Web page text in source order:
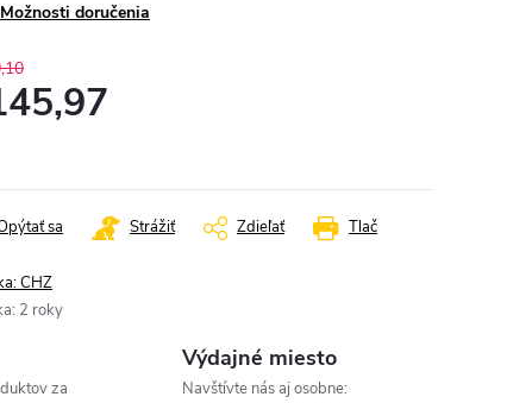
Možnosti doručenia
Tlač
sa Strážiť Zdieľať
CHZ
: 2 roky
za
Výdajné miesto
Navštívte nás aj osobne: